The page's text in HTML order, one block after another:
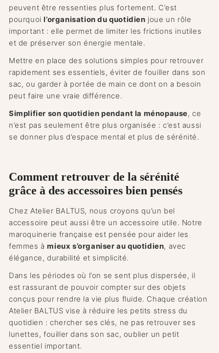
peuvent être ressenties plus fortement. C’est
pourquoi l’organisation du quotidien joue un rôle
important : elle permet de limiter les frictions inutiles
et de préserver son énergie mentale.
Mettre en place des solutions simples pour retrouver
rapidement ses essentiels, éviter de fouiller dans son
sac, ou garder à portée de main ce dont on a besoin
peut faire une vraie différence.
Simplifier son quotidien pendant la ménopause, ce
n’est pas seulement être plus organisée : c’est aussi
se donner plus d’espace mental et plus de sérénité.
Comment retrouver de la sérénité
grâce à des accessoires bien pensés
Chez Atelier BALTUS, nous croyons qu’un bel
accessoire peut aussi être un accessoire utile. Notre
maroquinerie française est pensée pour aider les
femmes à mieux s’organiser au quotidien, avec
élégance, durabilité et simplicité.
Dans les périodes où l’on se sent plus dispersée, il
est rassurant de pouvoir compter sur des objets
conçus pour rendre la vie plus fluide. Chaque création
Atelier BALTUS vise à réduire les petits stress du
quotidien : chercher ses clés, ne pas retrouver ses
lunettes, fouiller dans son sac, oublier un petit
essentiel important.